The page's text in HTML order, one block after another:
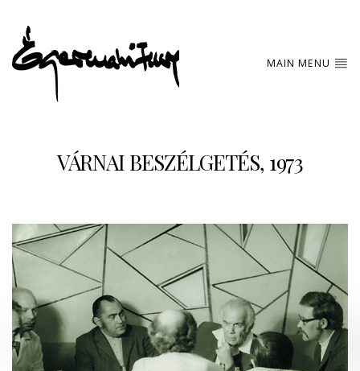
MAIN MENU
VÁRNAI BESZÉLGETÉS, 1973